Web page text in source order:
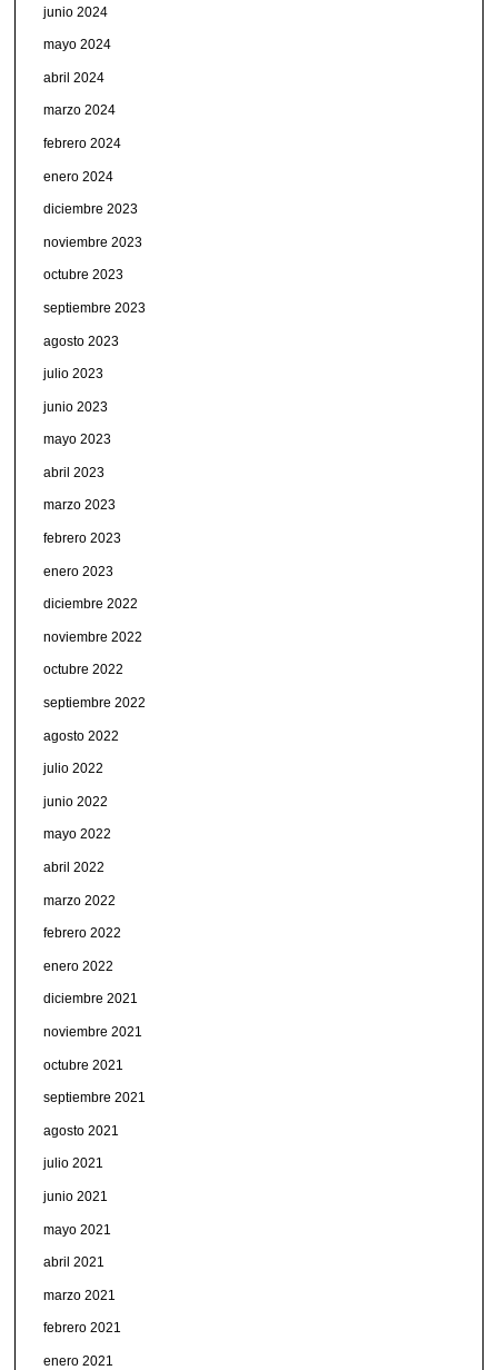
junio 2024
mayo 2024
abril 2024
marzo 2024
febrero 2024
enero 2024
diciembre 2023
noviembre 2023
octubre 2023
septiembre 2023
agosto 2023
julio 2023
junio 2023
mayo 2023
abril 2023
marzo 2023
febrero 2023
enero 2023
diciembre 2022
noviembre 2022
octubre 2022
septiembre 2022
agosto 2022
julio 2022
junio 2022
mayo 2022
abril 2022
marzo 2022
febrero 2022
enero 2022
diciembre 2021
noviembre 2021
octubre 2021
septiembre 2021
agosto 2021
julio 2021
junio 2021
mayo 2021
abril 2021
marzo 2021
febrero 2021
enero 2021